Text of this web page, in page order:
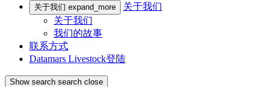
关于我们 expand_more
关于我们
关于我们
我们的故事
联系方式
Datamars Livestock登陆
Show search search close